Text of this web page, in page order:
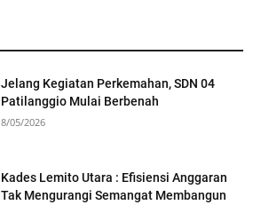
Jelang Kegiatan Perkemahan, SDN 04
Patilanggio Mulai Berbenah
8/05/2026
Kades Lemito Utara : Efisiensi Anggaran
Tak Mengurangi Semangat Membangun